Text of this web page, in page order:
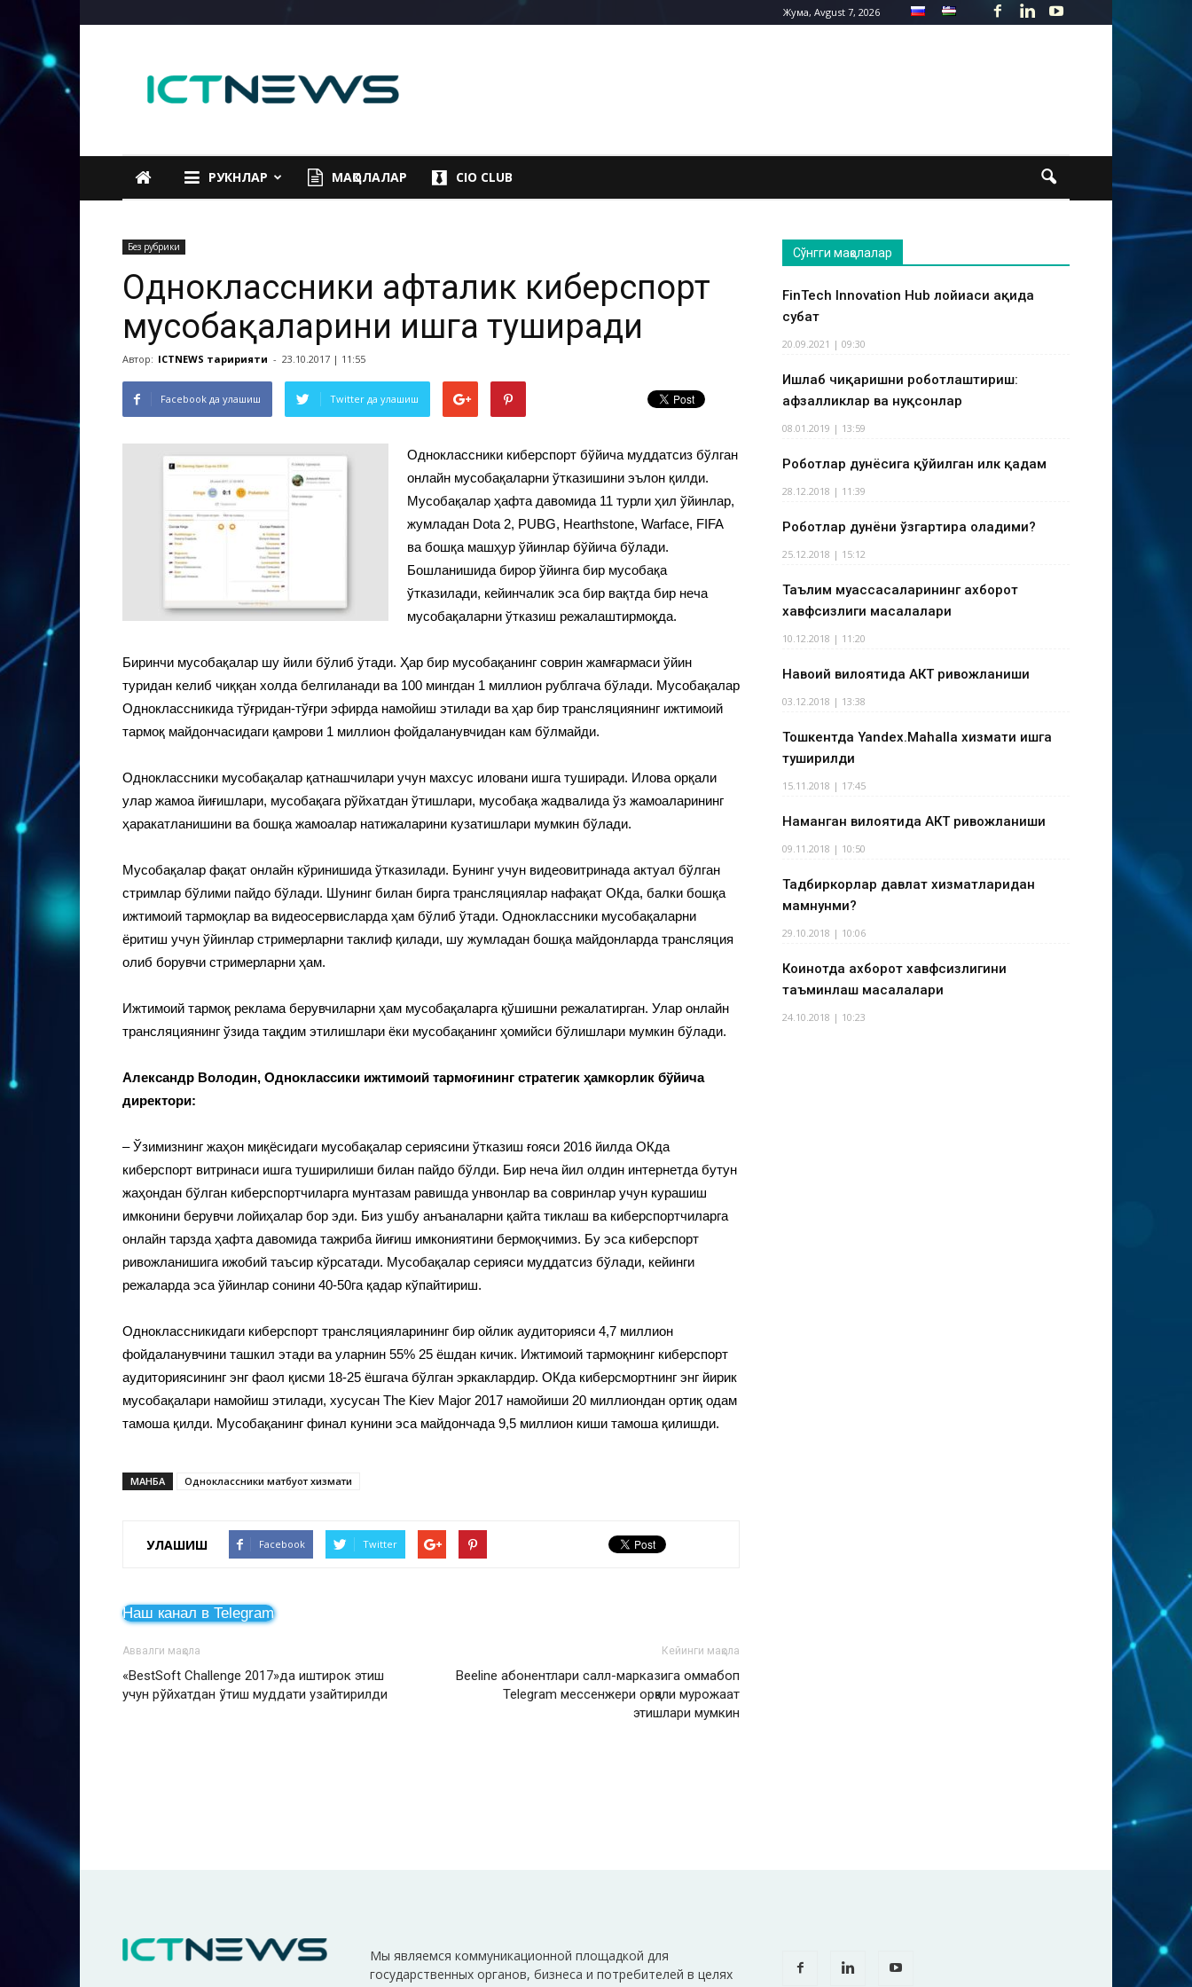
Жума, Avgust 7, 2026
РУКНЛАР МАҚОЛАЛАР CIO CLUB
Без рубрики
Одноклассники ҳафталик киберспорт
мусобақаларини ишга туширади
Автор: ICTNEWS таҳририяти - 23.10.2017 | 11:55
Facebook да улашиш Twitter да улашиш
Одноклассники киберспорт бўйича муддатсиз бўлган
онлайн мусобақаларни ўтказишини эълон қилди.
Мусобақалар ҳафта давомида 11 турли ҳил ўйинлар,
жумладан Dota 2, PUBG, Hearthstone, Warface, FIFA
ва бошқа машҳур ўйинлар бўйича бўлади.
Бошланишида бирор ўйинга бир мусобақа
ўтказилади, кейинчалик эса бир вақтда бир неча
мусобақаларни ўтказиш режалаштирмоқда.
Биринчи мусобақалар шу йили бўлиб ўтади. Ҳар бир мусобақанинг соврин жамғармаси ўйин
туридан келиб чиққан холда белгиланади ва 100 мингдан 1 миллион рублгача бўлади. Мусобақалар
Одноклассникида тўғридан-тўғри эфирда намойиш этилади ва ҳар бир трансляциянинг ижтимоий
тармоқ майдончасидаги қамрови 1 миллион фойдаланувчидан кам бўлмайди.
Одноклассники мусобақалар қатнашчилари учун махсус иловани ишга туширади. Илова орқали
улар жамоа йиғишлари, мусобақага рўйхатдан ўтишлари, мусобақа жадвалида ўз жамоаларининг
ҳаракатланишини ва бошқа жамоалар натижаларини кузатишлари мумкин бўлади.
Мусобақалар фақат онлайн кўринишида ўтказилади. Бунинг учун видеовитринада актуал бўлган
стримлар бўлими пайдо бўлади. Шунинг билан бирга трансляциялар нафақат ОКда, балки бошқа
ижтимоий тармоқлар ва видеосервисларда ҳам бўлиб ўтади. Одноклассники мусобақаларни
ёритиш учун ўйинлар стримерларни таклиф қилади, шу жумладан бошқа майдонларда трансляция
олиб борувчи стримерларни ҳам.
Ижтимоий тармоқ реклама берувчиларни ҳам мусобақаларга қўшишни режалатирган. Улар онлайн
трансляциянинг ўзида тақдим этилишлари ёки мусобақанинг ҳомийси бўлишлари мумкин бўлади.
Александр Володин, Одноклассики ижтимоий тармоғининг стратегик ҳамкорлик бўйича
директори:
– Ўзимизнинг жаҳон миқёсидаги мусобақалар сериясини ўтказиш ғояси 2016 йилда ОКда
киберспорт витринаси ишга туширилиши билан пайдо бўлди. Бир неча йил олдин интернетда бутун
жаҳондан бўлган киберспортчиларга мунтазам равишда унвонлар ва совринлар учун курашиш
имконини берувчи лойиҳалар бор эди. Биз ушбу анъаналарни қайта тиклаш ва киберспортчиларга
онлайн тарзда ҳафта давомида тажриба йиғиш имкониятини бермоқчимиз. Бу эса киберспорт
ривожланишига ижобий таъсир кўрсатади. Мусобақалар серияси муддатсиз бўлади, кейинги
режаларда эса ўйинлар сонини 40-50га қадар кўпайтириш.
Одноклассникидаги киберспорт трансляцияларининг бир ойлик аудиторияси 4,7 миллион
фойдаланувчини ташкил этади ва уларнин 55% 25 ёшдан кичик. Ижтимоий тармоқнинг киберспорт
аудиториясининг энг фаол қисми 18-25 ёшгача бўлган эркаклардир. ОКда киберсмортнинг энг йирик
мусобақалари намойиш этилади, хусусан The Kiev Major 2017 намойиши 20 миллиондан ортиқ одам
тамоша қилди. Мусобақанинг финал кунини эса майдончада 9,5 миллион киши тамоша қилишди.
МАНБА Одноклассники матбуот хизмати
УЛАШИШ Facebook Twitter
Наш канал в Telegram
Аввалги мақола
«BestSoft Challenge 2017»да иштирок этиш
учун рўйхатдан ўтиш муддати узайтирилди
Кейинги мақола
Beeline абонентлари cалл-марказига оммабоп
Telegram мессенжери орқали мурожаат
этишлари мумкин
Сўнгги мақолалар
FinTech Innovation Hub лойиҳаси ҳақида
суҳбат
20.09.2021 | 09:30
Ишлаб чиқаришни роботлаштириш:
афзалликлар ва нуқсонлар
08.01.2019 | 13:59
Роботлар дунёсига қўйилган илк қадам
28.12.2018 | 11:39
Роботлар дунёни ўзгартира оладими?
25.12.2018 | 15:12
Таълим муассасаларининг ахборот
хавфсизлиги масалалари
10.12.2018 | 11:20
Навоий вилоятида АКТ ривожланиши
03.12.2018 | 13:38
Тошкентда Yandex.Mahalla хизмати ишга
туширилди
15.11.2018 | 17:45
Наманган вилоятида АКТ ривожланиши
09.11.2018 | 10:50
Тадбиркорлар давлат хизматларидан
мамнунми?
29.10.2018 | 10:06
Коинотда ахборот хавфсизлигини
таъминлаш масалалари
24.10.2018 | 10:23
Мы являемся коммуникационной площадкой для
государственных органов, бизнеса и потребителей в целях